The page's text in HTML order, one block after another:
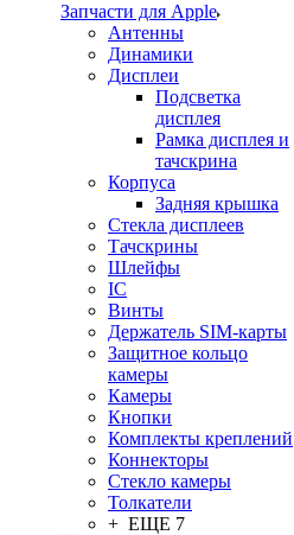
Запчасти для Apple
Антенны
Динамики
Дисплеи
Подсветка
дисплея
Рамка дисплея и
тачскрина
Корпуса
Задняя крышка
Стекла дисплеев
Тачскрины
Шлейфы
IC
Винты
Держатель SIM-карты
Защитное кольцо
камеры
Камеры
Кнопки
Комплекты креплений
Коннекторы
Стекло камеры
Толкатели
+ ЕЩЕ 7